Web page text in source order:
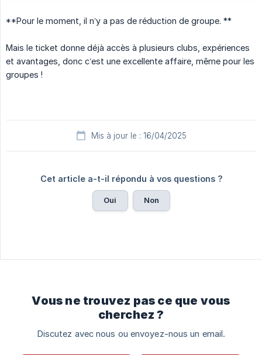
**Pour le moment, il n’y a pas de réduction de groupe. **
Mais le ticket donne déjà accès à plusieurs clubs, expériences
et avantages, donc c’est une excellente affaire, même pour les
groupes !
Mis à jour le : 16/04/2025
Cet article a-t-il répondu à vos questions ?
Oui Non
Vous ne trouvez pas ce que vous
cherchez ?
Discutez avec nous ou envoyez-nous un email.